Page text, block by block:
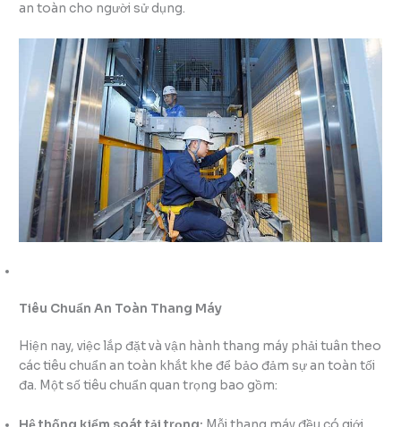
an toàn cho người sử dụng.
Tiêu Chuẩn An Toàn Thang Máy
Hiện nay, việc lắp đặt và vận hành thang máy phải tuân theo
các tiêu chuẩn an toàn khắt khe để bảo đảm sự an toàn tối
đa. Một số tiêu chuẩn quan trọng bao gồm: